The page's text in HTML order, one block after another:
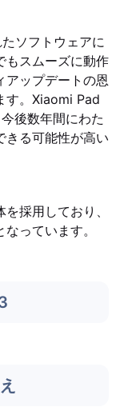
ソフトウェアに
もスムーズに動作
アップデートの恩
す。Xiaomi Pad
後数年間にわた
きる可能性が高い
採用しており、
っています。